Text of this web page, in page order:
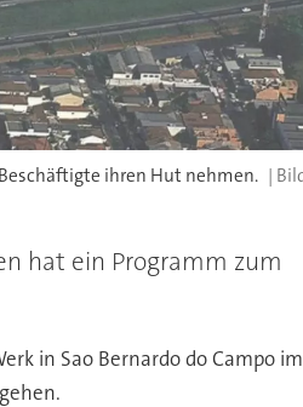
ihren Hut nehmen.
hat ein Programm zum
in Sao Bernardo do Campo im